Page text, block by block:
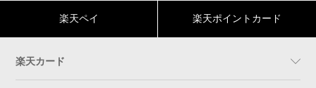
楽天ペイ 楽天ポイントカード
楽天カード